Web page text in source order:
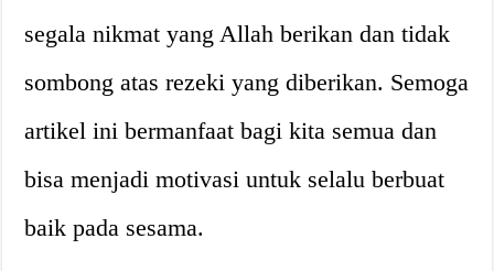
segala nikmat yang Allah berikan dan tidak
sombong atas rezeki yang diberikan. Semoga
artikel ini bermanfaat bagi kita semua dan
bisa menjadi motivasi untuk selalu berbuat
baik pada sesama.